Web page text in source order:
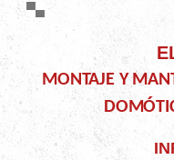
▀▄
MONTAJE Y